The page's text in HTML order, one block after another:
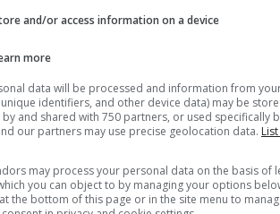
Funkce
Více údajů o počasí
and/or access information on a device
more
data will be processed and information from
identifiers, and other device data) may be
by and shared with 750 partners, or used specifically
our partners may use precise geolocation data.
may process your personal data on the basis of
you can object to by managing your options
the bottom of this page or in the site menu to